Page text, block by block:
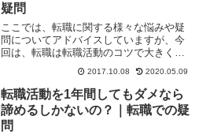
疑問
ここでは、転職に関する様々な悩みや疑
問についてアドバイスしていますが、今
回は、転職は転職活動のコツで大きく左
右されるか、についてです。私のこのサ
イトもそうですし、それ以外の転職関連
のサイトでも同様ですが、転職希望者に
対して転職活動のコツを指...
2017.10.08 2020.05.09
転職活動を1年間してもダメなら
諦めるしかないの？｜転職での疑
問